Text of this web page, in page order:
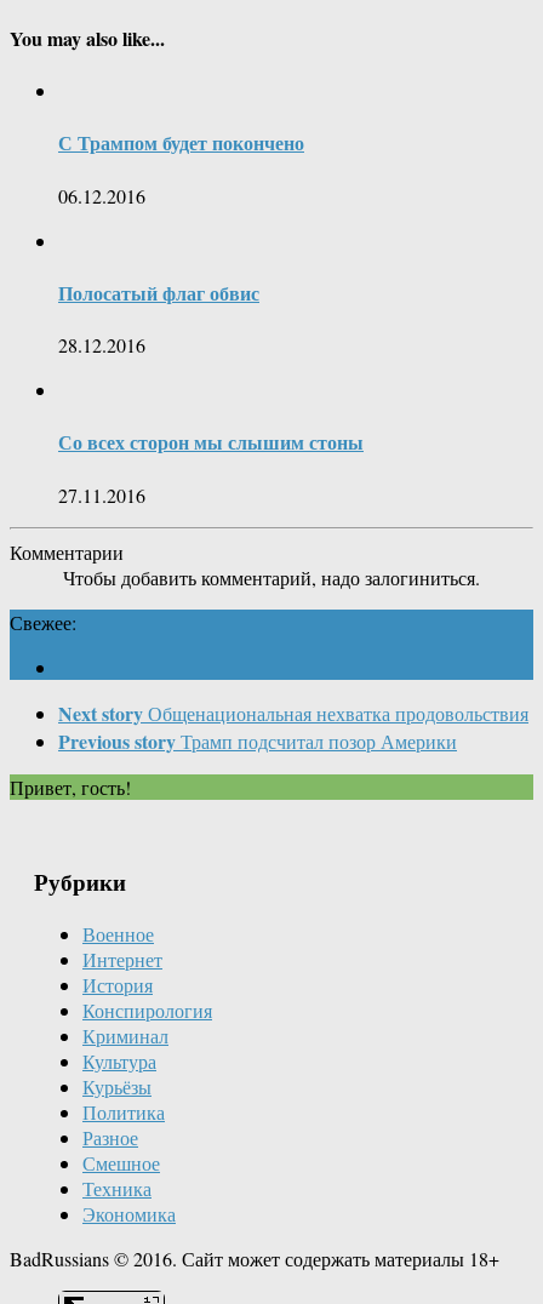
You may also like...
С Трампом будет покончено
06.12.2016
Полосатый флаг обвис
28.12.2016
Со всех сторон мы слышим стоны
27.11.2016
Комментарии
Чтобы добавить комментарий, надо залогиниться.
Свежее:
Next storyОбщенациональная нехватка продовольствия
Previous storyТрамп подсчитал позор Америки
Привет, гость!
Рубрики
Военное
Интернет
История
Конспирология
Криминал
Культура
Курьёзы
Политика
Разное
Смешное
Техника
Экономика
BadRussians © 2016. Сайт может содержать материалы 18+